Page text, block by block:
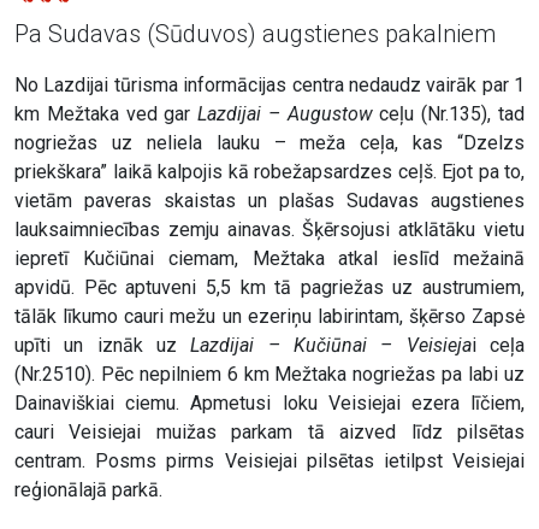
Pa Sudavas (Sūduvos) augstienes pakalniem
No Lazdijai tūrisma informācijas centra nedaudz vairāk par 1
km Mežtaka ved garLazdijai – Augustowceļu (Nr.135), tad
nogriežas uz neliela lauku – meža ceļa, kas “Dzelzs
priekškara” laikā kalpojis kā robežapsardzes ceļš. Ejot pa to,
vietām paveras skaistas un plašas Sudavas augstienes
lauksaimniecības zemju ainavas. Šķērsojusi atklātāku vietu
iepretī Kučiūnai ciemam, Mežtaka atkal ieslīd mežainā
apvidū. Pēc aptuveni 5,5 km tā pagriežas uz austrumiem,
tālāk līkumo cauri mežu un ezeriņu labirintam, šķērso Zapsė
upīti un iznāk uzLazdijai – Kučiūnai – Veisiejai ceļa
(Nr.2510). Pēc nepilniem 6 km Mežtaka nogriežas pa labi uz
Dainaviškiai ciemu. Apmetusi loku Veisiejai ezera līčiem,
cauri Veisiejai muižas parkam tā aizved līdz pilsētas
centram. Posms pirms Veisiejai pilsētas ietilpst Veisiejai
reģionālajā parkā.